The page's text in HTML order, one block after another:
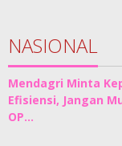
NASIONAL
Mendagri Minta
Efisiensi, Jangan
OP…